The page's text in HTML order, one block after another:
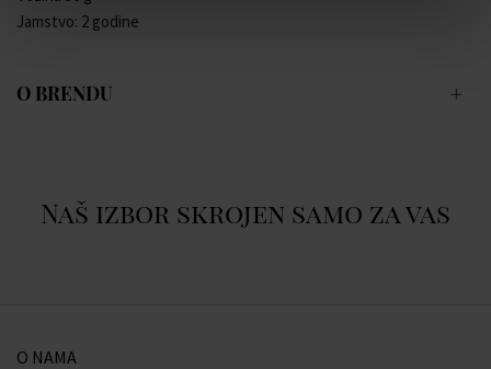
Jamstvo: 2 godine
O BRENDU
Naš izbor skrojen samo za vas
O NAMA